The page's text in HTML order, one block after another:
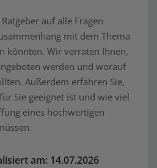
auf alle Fragen
mit dem Thema
könnten. Wir verraten Ihnen,
werden und worauf
Außerdem erfahren Sie,
Sie geeignet ist und wie viel
eines hochwertigen
am: 14.07.2026